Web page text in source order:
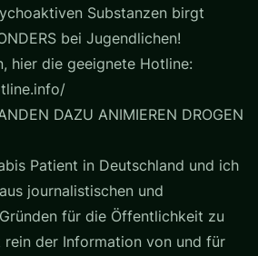
Substanzen birgt
bei Jugendlichen!
hier die geeignete Hotline:
DAZU ANIMIEREN DROGEN
Patient in Deutschland und ich
journalistischen und
für die Öffentlichkeit zu
rein der Information von und für